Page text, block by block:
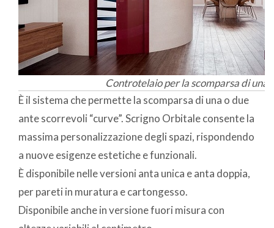
Controtelaio per la scomparsa di una
È il sistema che permette la scomparsa di una o due
ante scorrevoli “curve”. Scrigno Orbitale consente la
massima personalizzazione degli spazi, rispondendo
a nuove esigenze estetiche e funzionali.
È disponibile nelle versioni anta unica e anta doppia,
per pareti in muratura e cartongesso.
Disponibile anche in versione fuori misura con